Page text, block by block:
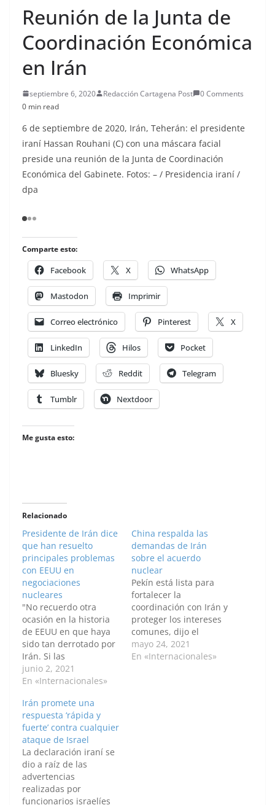
Reunión de la Junta de
Coordinación Económica
en Irán
septiembre 6, 2020 Redacción Cartagena Post
0 Comments
0 min read
6 de septiembre de 2020, Irán, Teherán: el presidente
iraní Hassan Rouhani (C) con una máscara facial
preside una reunión de la Junta de Coordinación
Económica del Gabinete. Fotos: – / Presidencia iraní /
dpa
Iranian President Hassan Rouhani (C) wearing
a face mask chairs a meeting of the Cabinet’s
Economic Coordination Board. Photo:
-/Iranian Presidency/dpa –
Comparte esto:
Facebook X WhatsApp
Mastodon Imprimir
Correo electrónico Pinterest X
LinkedIn Hilos Pocket
Bluesky Reddit Telegram
Tumblr Nextdoor
Me gusta esto:
Relacionado
Presidente de Irán dice
que han resuelto
principales problemas
con EEUU en
negociaciones
nucleares
"No recuerdo otra
ocasión en la historia
de EEUU en que haya
sido tan derrotado por
Irán. Si las
negociaciones de Viena
van bien es porque
Hoy atestiguamos la
resolución de los
principales problemas
con EEUU", dijo el
presidente Hassan
Rouhani. Por:
Muhammet Kurşun /
Anadolu El
junio 2, 2021
En «Internacionales»
China respalda las
demandas de Irán
sobre el acuerdo
nuclear
Pekín está lista para
fortalecer la
coordinación con Irán y
proteger los intereses
comunes, dijo el
presidente chino a su
homólogo iraní. Por:
mayo 24, 2021
En «Internacionales»
Irán promete una
respuesta ‘rápida y
fuerte’ contra cualquier
ataque de Israel
La declaración iraní se
dio a raíz de las
advertencias
realizadas por
funcionarios israelíes